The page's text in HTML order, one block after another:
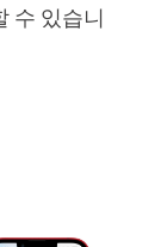
수 있습니